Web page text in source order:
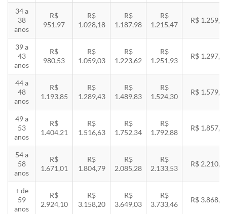
34 a
38
anos
R$
951,97
R$
1.028,18
R$
1.187,98
R$
1.215,47
R$
39 a
43
anos
R$
980,53
R$
1.059,03
R$
1.223,62
R$
1.251,93
R$
44 a
48
anos
R$
1.193,85
R$
1.289,43
R$
1.489,83
R$
1.524,30
R$
49 a
53
anos
R$
1.404,21
R$
1.516,63
R$
1.752,34
R$
1.792,88
R$
54 a
58
anos
R$
1.671,01
R$
1.804,79
R$
2.085,28
R$
2.133,53
R$
+ de
59
anos
R$
2.924,10
R$
3.158,20
R$
3.649,03
R$
3.733,46
R$